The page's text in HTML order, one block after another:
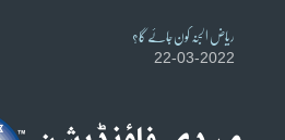
ریاض الجنہ کون جائے گا؟
22-03-2022